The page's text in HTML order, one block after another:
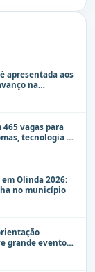
apresentada aos
na
públicos de
vagas para
tecnologia e
em Olinda 2026:
no município
grande evento
a mulher